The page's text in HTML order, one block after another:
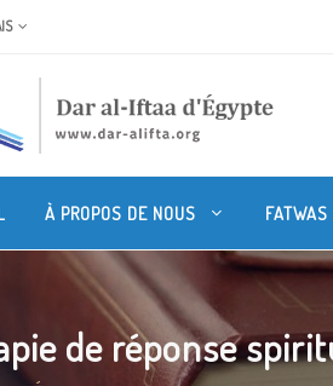
À PROPOS DE NOUS FATWAS
de réponse